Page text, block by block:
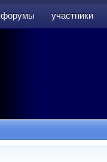
форумы участники